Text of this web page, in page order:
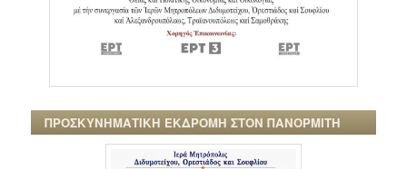
ΠΡΟΣΚΥΝΗΜΑΤΙΚΗ ΕΚΔΡΟΜΗ ΣΤΟΝ ΠΑΝΟΡΜΙΤΗ